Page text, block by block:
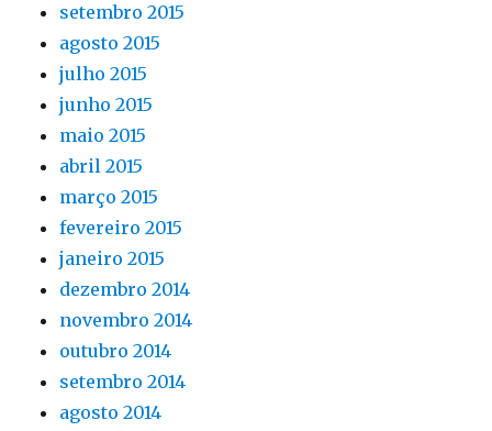
setembro 2015
agosto 2015
julho 2015
junho 2015
maio 2015
abril 2015
março 2015
fevereiro 2015
janeiro 2015
dezembro 2014
novembro 2014
outubro 2014
setembro 2014
agosto 2014